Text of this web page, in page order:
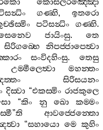
කොසලරඤ‍්ඤො
ගණ‍්හි, ඉතරො
පටිසන්‍ධිං ගණ‍්හි.
ජායිංසු. තෙ
සිරිගබ‍්භෙ
නිපජ‍්ජාපෙත්‍වා
සංවිදහිංසු.තෙසු
උම‍්මීලෙත්‍වා
මහන‍්තං
සිරිසයනං
දිස‍්වා “එකස‍්මිං රාජකුලෙ
“කිං නු ඛො
කම‍්මං
”ති
ආවජ‍්ජෙන‍්තො
“සහායො මෙ කුහිං